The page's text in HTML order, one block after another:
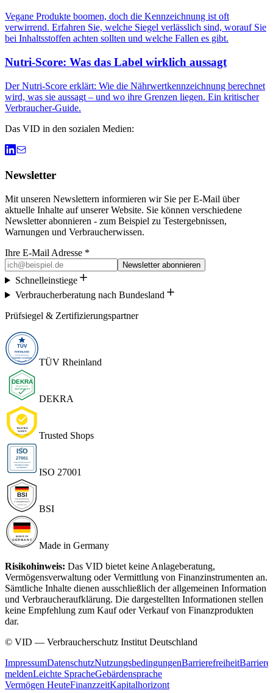
Vegane Produkte boomen, doch die Kennzeichnung ist oft
verwirrend. Erfahren Sie, welche Siegel verlässlich sind, worauf Sie
bei Inhaltsstoffen achten sollten und welche Fallen es gibt.
Nutri-Score: Was das Label wirklich aussagt
Der Nutri-Score erklärt: Wie die Nährwertkennzeichnung berechnet
wird, was sie aussagt – und wo ihre Grenzen liegen. Ein kritischer
Verbraucher-Guide.
Das VID in den sozialen Medien:
Newsletter
Mit unseren Newslettern informieren wir Sie per E-Mail über
aktuelle Inhalte auf unserer Website. Sie können verschiedene
Newsletter abonnieren - zum Beispiel zu Testergebnissen,
Warnungen und Verbraucherwissen.
Ihre E-Mail Adresse *
Newsletter abonnieren
Schnelleinstiege
Verbraucherberatung nach Bundesland
Prüfsiegel & Zertifizierungspartner
TÜV Rheinland
DEKRA
Trusted Shops
ISO 27001
BSI
Made in Germany
Risikohinweis: Das VID bietet keine Anlageberatung,
Vermögensverwaltung oder Vermittlung von Finanzinstrumenten an.
Sämtliche Inhalte dienen ausschließlich der allgemeinen Information
und Verbraucheraufklärung. Die dargestellten Informationen stellen
keine Empfehlung zum Kauf oder Verkauf von Finanzprodukten
dar.
© VID — Verbraucherschutz Institut Deutschland
ImpressumDatenschutzNutzungsbedingungenBarrierefreiheitBarriere
meldenLeichte SpracheGebärdensprache
Vermögen HeuteFinanzzeitKapitalhorizont